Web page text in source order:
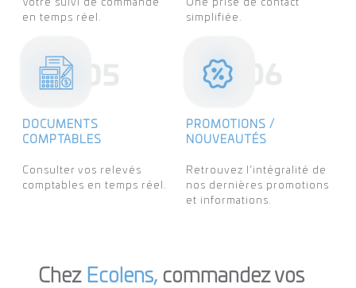
Votre suivi de commande
en temps réel.
Une prise de contact
simplifiée.
DOCUMENTS
COMPTABLES
Consulter vos relevés
comptables en temps réel.
PROMOTIONS /
NOUVEAUTÉS
Retrouvez l’intégralité de
nos dernières promotions
et informations.
Chez Ecolens, commandez vos